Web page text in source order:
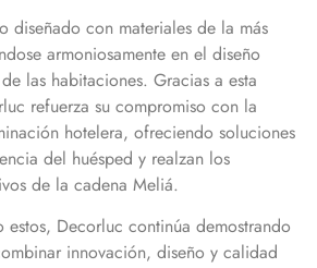
diseñado con materiales de la más
armoniosamente en el diseño
las habitaciones. Gracias a esta
refuerza su compromiso con la
hotelera, ofreciendo soluciones
del huésped y realzan los
de la cadena Meliá.
estos, Decorluc continúa demostrando
innovación, diseño y calidad